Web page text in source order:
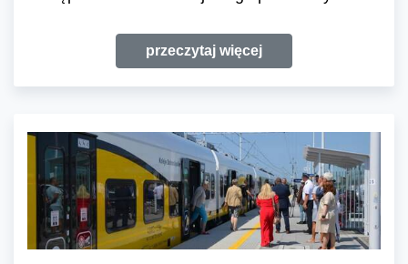
przeczytaj więcej